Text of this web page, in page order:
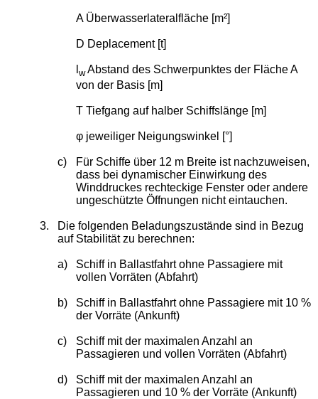
A Überwasserlateralfläche [m²]
D Deplacement [t]
wAbstand des Schwerpunktes der Fläche A
von der Basis [m]
T Tiefgang auf halber Schiffslänge [m]
φ jeweiliger Neigungswinkel [°]
c)
Für Schiffe über 12 m Breite ist nachzuweisen,
dass bei dynamischer Einwirkung des
Winddruckes rechteckige Fenster oder andere
ungeschützte Öffnungen nicht eintauchen.
3.
Die folgenden Beladungszustände sind in Bezug
auf Stabilität zu berechnen:
a)
Schiff in Ballastfahrt ohne Passagiere mit
vollen Vorräten (Abfahrt)
b)
Schiff in Ballastfahrt ohne Passagiere mit 10 %
der Vorräte (Ankunft)
c)
Schiff mit der maximalen Anzahl an
Passagieren und vollen Vorräten (Abfahrt)
d)
Schiff mit der maximalen Anzahl an
Passagieren und 10 % der Vorräte (Ankunft)